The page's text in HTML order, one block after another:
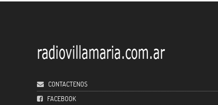
CONTACTENOS
FACEBOOK